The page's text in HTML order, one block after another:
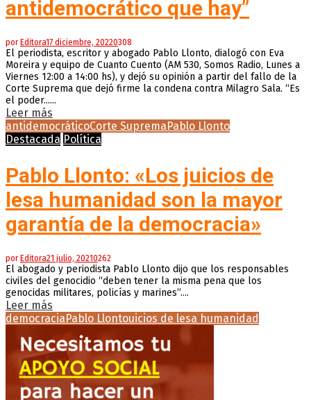
antidemocrático que hay”
por Editora17 diciembre, 20220308
El periodista, escritor y abogado Pablo Llonto, dialogó con Eva
Moreira y equipo de Cuanto Cuento (AM 530, Somos Radio, Lunes a
Viernes 12:00 a 14:00 hs), y dejó su opinión a partir del fallo de la
Corte Suprema que dejó firme la condena contra Milagro Sala. “Es
el poder......
Leer más
antidemocráticoCorte SupremaPablo Llonto
Destacada Política
Pablo Llonto: «Los juicios de
lesa humanidad son la mayor
garantía de la democracia»
porEditora21 julio, 20210262
El abogado y periodista Pablo Llonto dijo que los responsables
civiles del genocidio “deben tener la misma pena que los
genocidas militares, policías y marines”....
Leer más
democraciaPablo Llontouicios de lesa humanidad